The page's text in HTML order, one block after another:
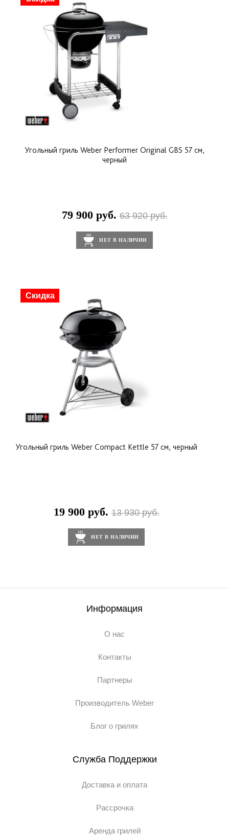
• рабочая решетка, покрытая тремя слоями хрома,
имеет эстетический вид и защищена от коррозии;
• очищение от пепла не требует особых усилий и
много времени благодаря системе One-Touch;
• надежные колеса в стационарном состоянии
очень устойчивы, а при необходимости помогут
быстро переместить угольный гриль Weber
Performer Original GBS 57 см в нужное место при
любых погодных условиях.
Угольный гриль Weber Performer Original GBS 57 см,
черный
79 900 руб.63 920 руб.
НЕТ В НАЛИЧИИ
Скидка
Угольный гриль Weber Compact Kettle 57 см, черный
19 900 руб.13 930 руб.
НЕТ В НАЛИЧИИ
Информация
О нас
Контакты
Партнеры
Производитель Weber
Блог о грилях
Служба Поддержки
Доставка и оплата
Рассрочка
Аренда грилей